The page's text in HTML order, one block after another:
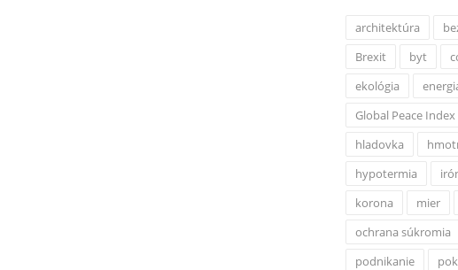
architektúra
Brexit
byt
ekológia
Global Peace Index
hladovka
hypotermia
korona
mier
ochrana súkromia
podnikanie